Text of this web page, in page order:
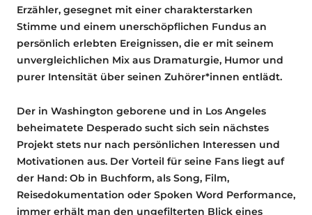
Erzähler, gesegnet mit einer charakterstarken
Stimme und einem unerschöpflichen Fundus an
persönlich erlebten Ereignissen, die er mit seinem
unvergleichlichen Mix aus Dramaturgie, Humor und
purer Intensität über seinen Zuhörer*innen entlädt.
Der in Washington geborene und in Los Angeles
beheimatete Desperado sucht sich sein nächstes
Projekt stets nur nach persönlichen Interessen und
Motivationen aus. Der Vorteil für seine Fans liegt auf
der Hand: Ob in Buchform, als Song, Film,
Reisedokumentation oder Spoken Word Performance,
immer erhält man den ungefilterten Blick eines